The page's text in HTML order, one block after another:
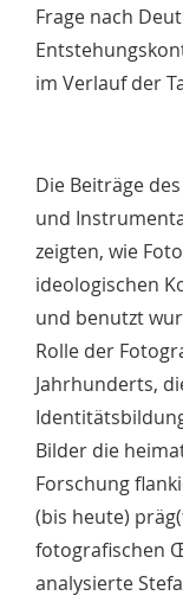
Frage nach
im Verlauf der
Die Beiträge
und
zeigten, wie
ideologischen
und benutzt
Rolle der
Jahrhunderts,
Bilder die
Forschung
(bis heute)
fotografischen
analysierte